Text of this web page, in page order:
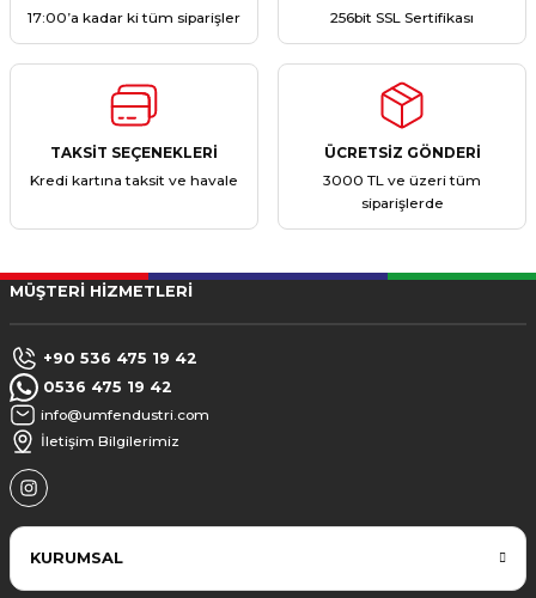
17:00’a kadar ki tüm siparişler
256bit SSL Sertifikası
TAKSİT SEÇENEKLERİ
Kredi kartına taksit ve havale
ÜCRETSİZ GÖNDERİ
3000 TL ve üzeri tüm
siparişlerde
MÜŞTERİ HİZMETLERİ
+90 536 475 19 42
0536 475 19 42
info@umfendustri.com
İletişim Bilgilerimiz
KURUMSAL